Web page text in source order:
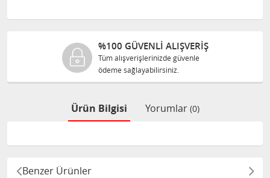
%100 GÜVENLİ ALIŞVERİŞ
Tüm alışverişlerinizde güvenle
ödeme sağlayabilirsiniz.
Ürün Bilgisi Yorumlar (0)
Benzer Ürünler